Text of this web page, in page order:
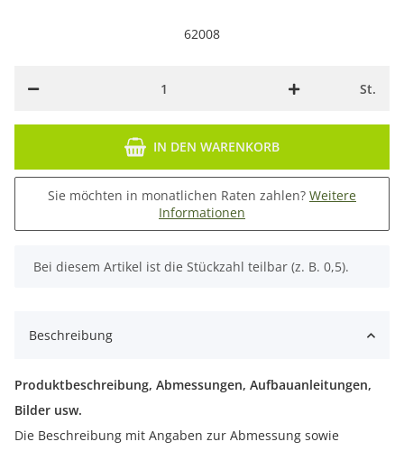
62008
St.
IN DEN WARENKORB
Sie möchten in monatlichen Raten zahlen? Weitere
Informationen
x
Bei diesem Artikel ist die Stückzahl teilbar (z. B. 0,5).
Beschreibung
Produktbeschreibung, Abmessungen, Aufbauanleitungen,
Bilder usw.
Die Beschreibung mit Angaben zur Abmessung sowie